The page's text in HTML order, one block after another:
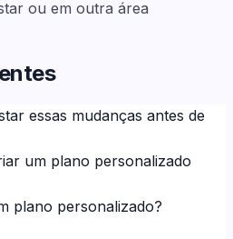
ou em outra área
essas mudanças antes de
um plano personalizado
plano personalizado?